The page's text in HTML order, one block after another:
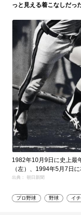
っと見える着こなしだ
1982年10月9日に史上最
（左）、1994年5月7日
出典： 朝日新聞
プロ野球 野球 イ